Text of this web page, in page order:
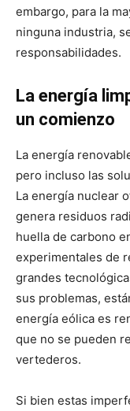
embargo, para la
ninguna industria,
responsabilidades.
La energía
un comienzo
La energía
pero incluso las
La energía nuclear
genera residuos
huella de carbono
experimentales de
grandes
sus problemas,
energía eólica es
que no se pueden
vertederos.
Si bien estas